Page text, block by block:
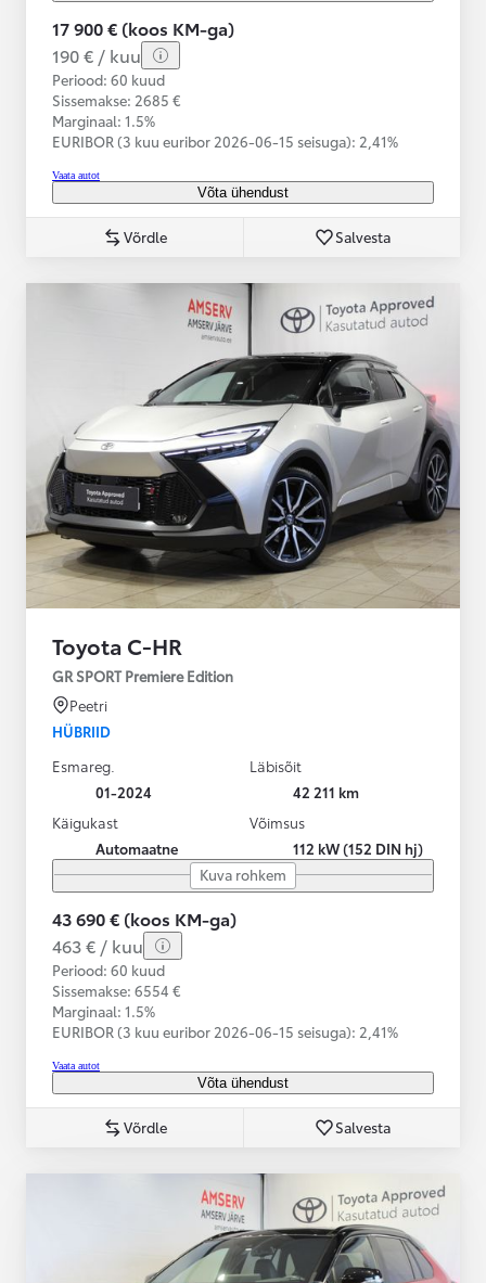
17 900 € (koos KM-ga)
190 € / kuu
Periood: 60 kuud
Sissemakse: 2685 €
Marginaal: 1.5%
EURIBOR (3 kuu euribor 2026-06-15 seisuga): 2,41%
Vaata autot
Võta ühendust
Võrdle Salvesta
Toyota C-HR
GR SPORT Premiere Edition
Peetri
HÜBRIID
Esmareg.
01-2024
Läbisõit
42 211 km
Käigukast
Automaatne
Võimsus
112 kW (152 DIN hj)
Kuva rohkem
43 690 € (koos KM-ga)
463 € / kuu
Periood: 60 kuud
Sissemakse: 6554 €
Marginaal: 1.5%
EURIBOR (3 kuu euribor 2026-06-15 seisuga): 2,41%
Vaata autot
Võta ühendust
Võrdle Salvesta